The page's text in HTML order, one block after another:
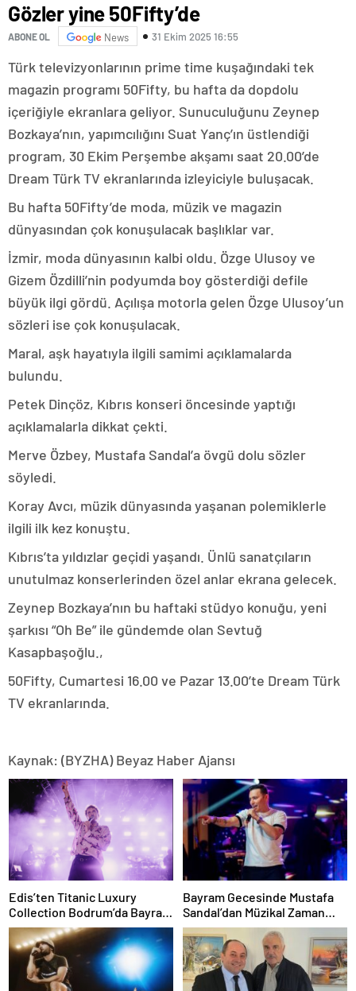
Gözler yine 50Fifty’de
ABONE OL News 31 Ekim 2025 16:55
Türk televizyonlarının prime time kuşağındaki tek
magazin programı 50Fifty, bu hafta da dopdolu
içeriğiyle ekranlara geliyor. Sunuculuğunu Zeynep
Bozkaya’nın, yapımcılığını Suat Yanç’ın üstlendiği
program, 30 Ekim Perşembe akşamı saat 20.00’de
Dream Türk TV ekranlarında izleyiciyle buluşacak.
Bu hafta 50Fifty’de moda, müzik ve magazin
dünyasından çok konuşulacak başlıklar var.
İzmir, moda dünyasının kalbi oldu. Özge Ulusoy ve
Gizem Özdilli’nin podyumda boy gösterdiği defile
büyük ilgi gördü. Açılışa motorla gelen Özge Ulusoy’un
sözleri ise çok konuşulacak.
Maral, aşk hayatıyla ilgili samimi açıklamalarda
bulundu.
Petek Dinçöz, Kıbrıs konseri öncesinde yaptığı
açıklamalarla dikkat çekti.
Merve Özbey, Mustafa Sandal’a övgü dolu sözler
söyledi.
Koray Avcı, müzik dünyasında yaşanan polemiklerle
ilgili ilk kez konuştu.
Kıbrıs’ta yıldızlar geçidi yaşandı. Ünlü sanatçıların
unutulmaz konserlerinden özel anlar ekrana gelecek.
Zeynep Bozkaya’nın bu haftaki stüdyo konuğu, yeni
şarkısı “Oh Be” ile gündemde olan Sevtuğ
Kasapbaşoğlu.,
50Fifty, Cumartesi 16.00 ve Pazar 13.00’te Dream Türk
TV ekranlarında.
Kaynak: (BYZHA) Beyaz Haber Ajansı
Edis’ten Titanic Luxury
Collection Bodrum’da Bayram
Gecesine Damga Vuran
Performans
Bayram Gecesinde Mustafa
Sandal’dan Müzikal Zaman
Yolculuğu